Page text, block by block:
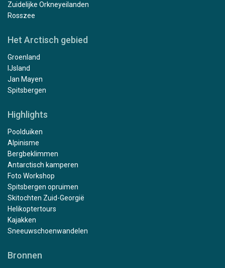
Zuidelijke Orkneyeilanden
Rosszee
Het Arctisch gebied
Groenland
IJsland
Jan Mayen
Spitsbergen
Highlights
Poolduiken
Alpinisme
Bergbeklimmen
Antarctisch kamperen
Foto Workshop
Spitsbergen opruimen
Skitochten Zuid-Georgië
Helikoptertours
Kajakken
Sneeuwschoenwandelen
Bronnen